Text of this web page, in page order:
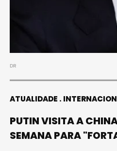
DR
ATUALIDADE
PUTIN VISITA A
SEMANA PARA